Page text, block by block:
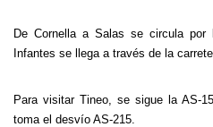
De Cornella a Salas se circula
Infantes se llega a través de la
Para visitar Tineo, se sigue la AS-
toma el desvío AS-215.